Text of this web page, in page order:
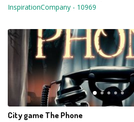
InspirationCompany - 10969
City game The Phone